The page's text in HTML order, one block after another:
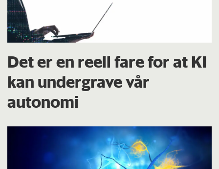
Det er en reell fare for at KI
kan undergrave vår
autonomi